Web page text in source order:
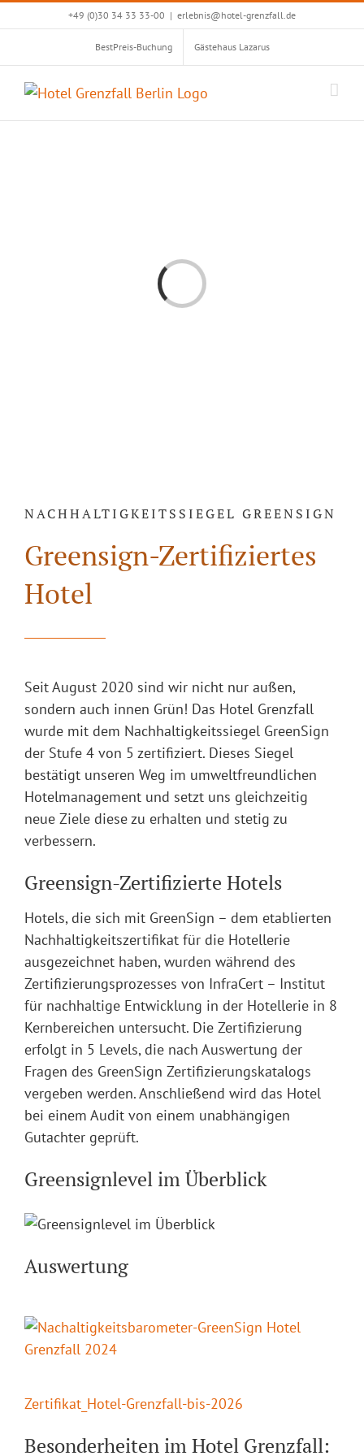
Inhalt
+49 (0)30 34 33 33-00 | erlebnis@hotel-grenzfall.de
BestPreis-Buchung Gästehaus Lazarus
Loading...
NACHHALTIGKEITSSIEGEL GREENSIGN
Greensign-Zertifiziertes
Hotel
Seit August 2020 sind wir nicht nur außen,
sondern auch innen Grün! Das Hotel Grenzfall
wurde mit dem Nachhaltigkeitssiegel GreenSign
der Stufe 4 von 5 zertifiziert. Dieses Siegel
bestätigt unseren Weg im umweltfreundlichen
Hotelmanagement und setzt uns gleichzeitig
neue Ziele diese zu erhalten und stetig zu
verbessern.
Greensign-Zertifizierte Hotels
Hotels, die sich mit GreenSign – dem etablierten
Nachhaltigkeitszertifikat für die Hotellerie
ausgezeichnet haben, wurden während des
Zertifizierungsprozesses von InfraCert – Institut
für nachhaltige Entwicklung in der Hotellerie in 8
Kernbereichen untersucht. Die Zertifizierung
erfolgt in 5 Levels, die nach Auswertung der
Fragen des GreenSign Zertifizierungskatalogs
vergeben werden. Anschließend wird das Hotel
bei einem Audit von einem unabhängigen
Gutachter geprüft.
Greensignlevel im Überblick
Auswertung
Zertifikat_Hotel-Grenzfall-bis-2026
Besonderheiten im Hotel Grenzfall: